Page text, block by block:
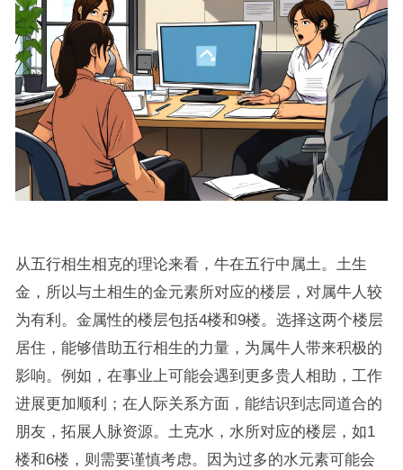
从五行相生相克的理论来看，牛在五行中属土。土生
金，所以与土相生的金元素所对应的楼层，对属牛人较
为有利。金属性的楼层包括4楼和9楼。选择这两个楼层
居住，能够借助五行相生的力量，为属牛人带来积极的
影响。例如，在事业上可能会遇到更多贵人相助，工作
进展更加顺利；在人际关系方面，能结识到志同道合的
朋友，拓展人脉资源。土克水，水所对应的楼层，如1
楼和6楼，则需要谨慎考虑。因为过多的水元素可能会